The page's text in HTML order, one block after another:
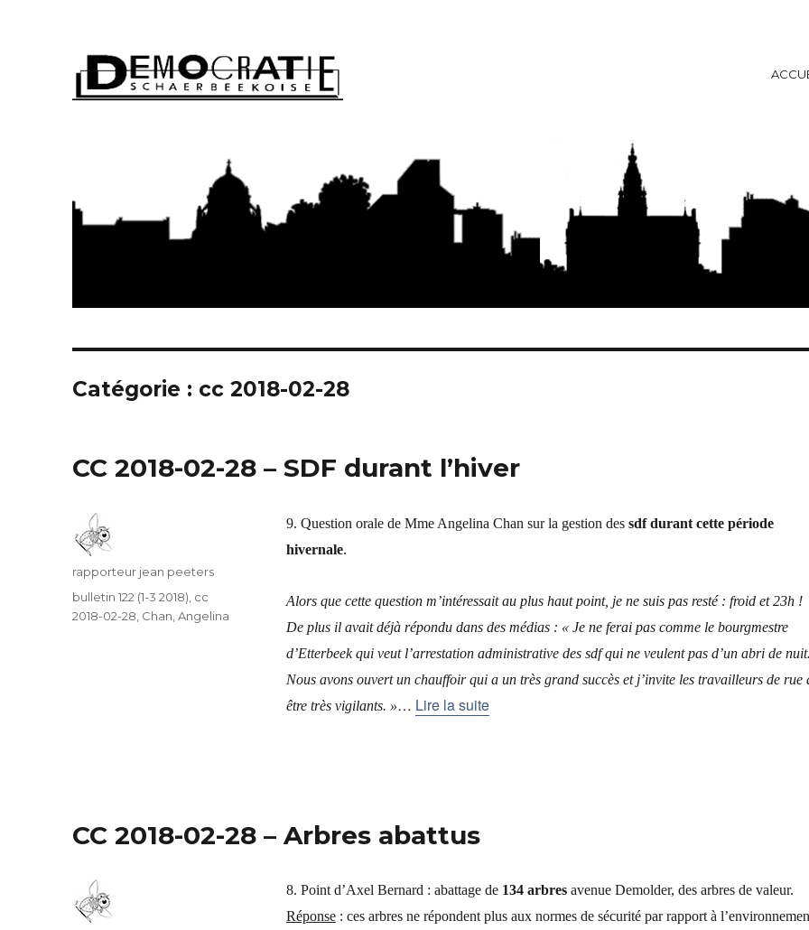
Catégorie : cc 2018-02-28
CC 2018-02-28 – SDF durant l’hiver
9. Question orale de Mme Angelina Chan sur la gestion des sdf durant cette période
hivernale.
Alors que cette question m’intéressait au plus haut point, je ne suis pas resté : froid et 23h !
De plus il avait déjà répondu dans des médias : « Je ne ferai pas comme le bourgmestre
d’Etterbeek qui veut l’arrestation administrative des sdf qui ne veulent pas d’un abri de
Nous avons ouvert un chauffoir qui a un très grand succès et j’invite les travailleurs de rue
être très vigilants. »… Lire la suite
Auteur
rapporteur jean peeters
Catégories
bulletin 122 (1-3 2018) cc
2018-02-28 Chan, Angelina
CC 2018-02-28 – Arbres abattus
8. Point d’Axel Bernard : abattage de 134 arbresavenue Demolder, des arbres de valeur.
Réponse: ces arbres ne répondent plus aux normes de sécurité par rapport à